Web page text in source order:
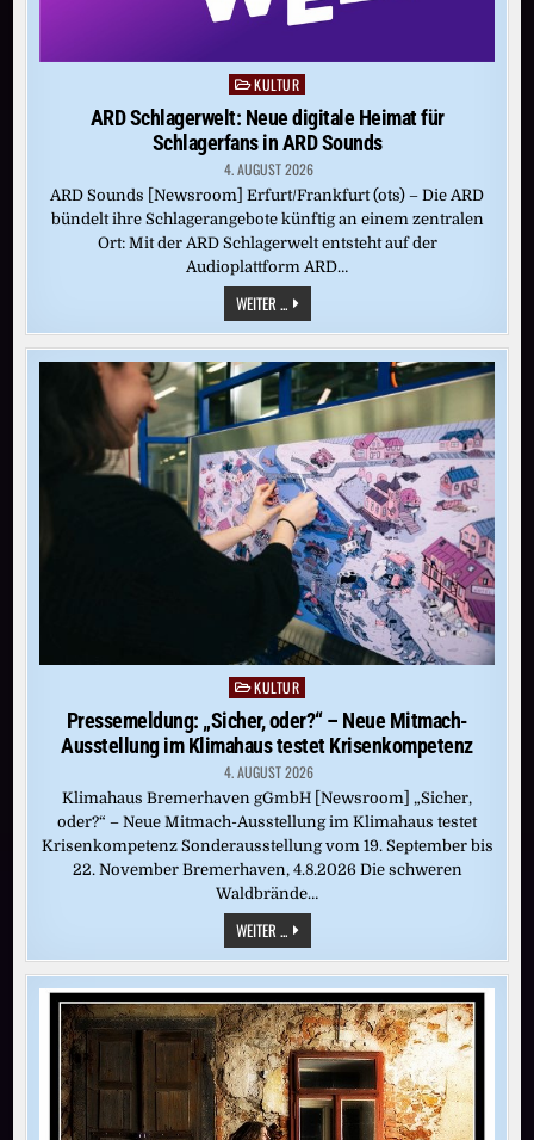
Posted
in
KULTUR
ARD Schlagerwelt: Neue digitale Heimat für
Schlagerfans in ARD Sounds
4. AUGUST 2026
ARD Sounds [Newsroom] Erfurt/Frankfurt (ots) – Die ARD
bündelt ihre Schlagerangebote künftig an einem zentralen
Ort: Mit der ARD Schlagerwelt entsteht auf der
Audioplattform ARD…
WEITER ... ARD
SCHLAGERWELT:
NEUE
DIGITALE
HEIMAT
FÜR
SCHLAGERFANS
IN
ARD
SOUNDS
Posted
in
KULTUR
Pressemeldung: „Sicher, oder?“ – Neue Mitmach-
Ausstellung im Klimahaus testet Krisenkompetenz
4. AUGUST 2026
Klimahaus Bremerhaven gGmbH [Newsroom] „Sicher,
oder?“ – Neue Mitmach-Ausstellung im Klimahaus testet
Krisenkompetenz Sonderausstellung vom 19. September bis
22. November Bremerhaven, 4.8.2026 Die schweren
Waldbrände…
WEITER ...PRESSEMELDUNG:
„SICHER,
ODER?“
–
NEUE
MITMACH-
AUSSTELLUNG
IM
KLIMAHAUS
TESTET
KRISENKOMPETENZ